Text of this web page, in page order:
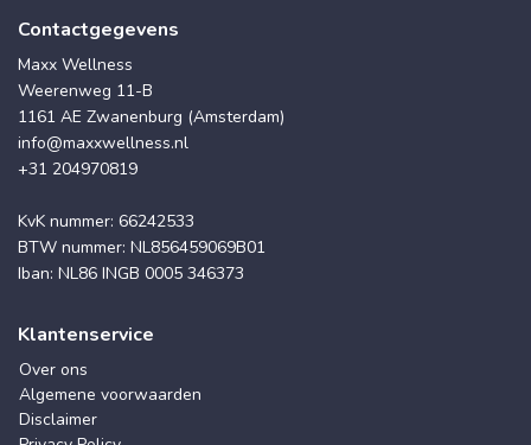
Contactgegevens
Maxx Wellness
Weerenweg 11-B
1161 AE Zwanenburg (Amsterdam)
info@maxxwellness.nl
+31 204970819
KvK nummer: 66242533
BTW nummer: NL856459069B01
Iban: NL86 INGB 0005 346373
Klantenservice
Over ons
Algemene voorwaarden
Disclaimer